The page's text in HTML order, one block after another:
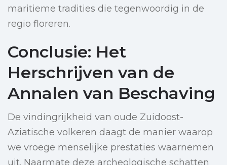
maritieme tradities die tegenwoordig in de
regio floreren.
Conclusie: Het
Herschrijven van de
Annalen van Beschaving
De vindingrijkheid van oude Zuidoost-
Aziatische volkeren daagt de manier waarop
we vroege menselijke prestaties waarnemen
uit. Naarmate deze archeologische schatten